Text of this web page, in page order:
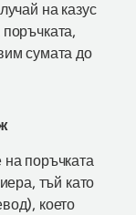
на казус
сумата до
поръчката
тъй като
което